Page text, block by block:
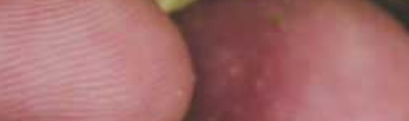
Letnie Wieczory i Nocne Figle